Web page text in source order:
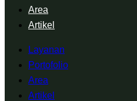
Area
Artikel
Layanan
Portofolio
Area
Artikel